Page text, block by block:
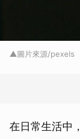
▲圖片來源/pexels
在日常生活中